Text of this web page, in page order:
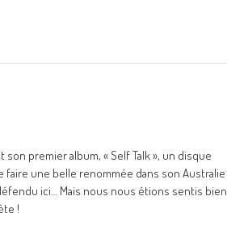
son premier album, « Self Talk », un disque
faire une belle renommée dans son Australie
ici… Mais nous nous étions sentis bien
!